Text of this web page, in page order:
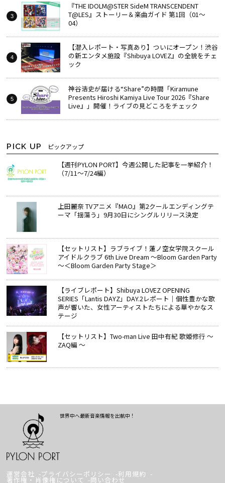
『THE IDOLM@STER SideM TRANSCENDENT
T@LES』ストーリー＆楽曲ガイド 第1回（01～
04）
【潜入レポート・写真あり】ついにオープン！渋谷
の新エンタメ施設『Shibuya LOVEZ』の全貌をチェ
ック
神谷浩史が届ける“Share”の時間――「Kiramune
Presents Hiroshi Kamiya Live Tour 2026『Share
Live』」開催！ライブの見どころをチェック
PICK UP ピックアップ
【週刊PYLON PORT】今週公開した記事を一挙紹介！
（7/11～7/24編）
上田麗奈 TVアニメ『MAO』第2クールエンディングテ
ーマ「揺蕩う」9月30日にシングルリリース決定
【セットリスト】ラブライブ！蓮ノ空女学院スクール
アイドルクラブ 6th Live Dream ～Bloom Garden Party
～＜Bloom Garden Party Stage＞
【ライブレポート】Shibuya LOVEZ OPENING
SERIES「Lantis DAYZ」DAY.2レポート｜個性豊かな歌
声が響いた、女性アーティストたちによる華やかなス
テージ
【セットリスト】Two-man Live 田中有紀 歌姫修行 ～
ZAQ編 ～
世界中へ最新音楽情報を出航中！
運営会社 プライバシーポリシー 利用規約
著作権・肖像権について 問い合わせ